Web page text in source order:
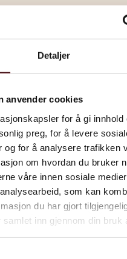
Detaljer
anvender cookies
for å gi innhold
preg, for å levere
og for å analysere trafikken
om hvordan du bruker
våre innen sosiale medier,
som kan
du har gjort
samlet inn gjennom din bruk
av Håkon Gullvåg